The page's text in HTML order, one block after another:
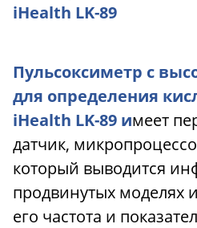
iHealth LK-89
Пульсоксиметр с
для определения
iHealth LK-89 имеет
датчик,
который выводится
продвинутых моделях
его частота и